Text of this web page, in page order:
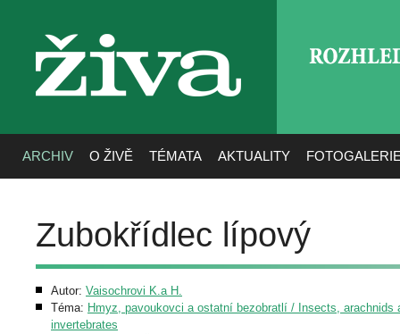
živa
ARCHIV O ŽIVĚ TÉMATA AKTUALITY
Zubokřídlec lípový
Autor: Vaisochrovi K.a H.
Téma: Hmyz, pavoukovci a ostatní bezobratlí / Insects, arachnids
invertebrates